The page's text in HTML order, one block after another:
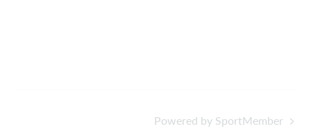
Powered by SportMember